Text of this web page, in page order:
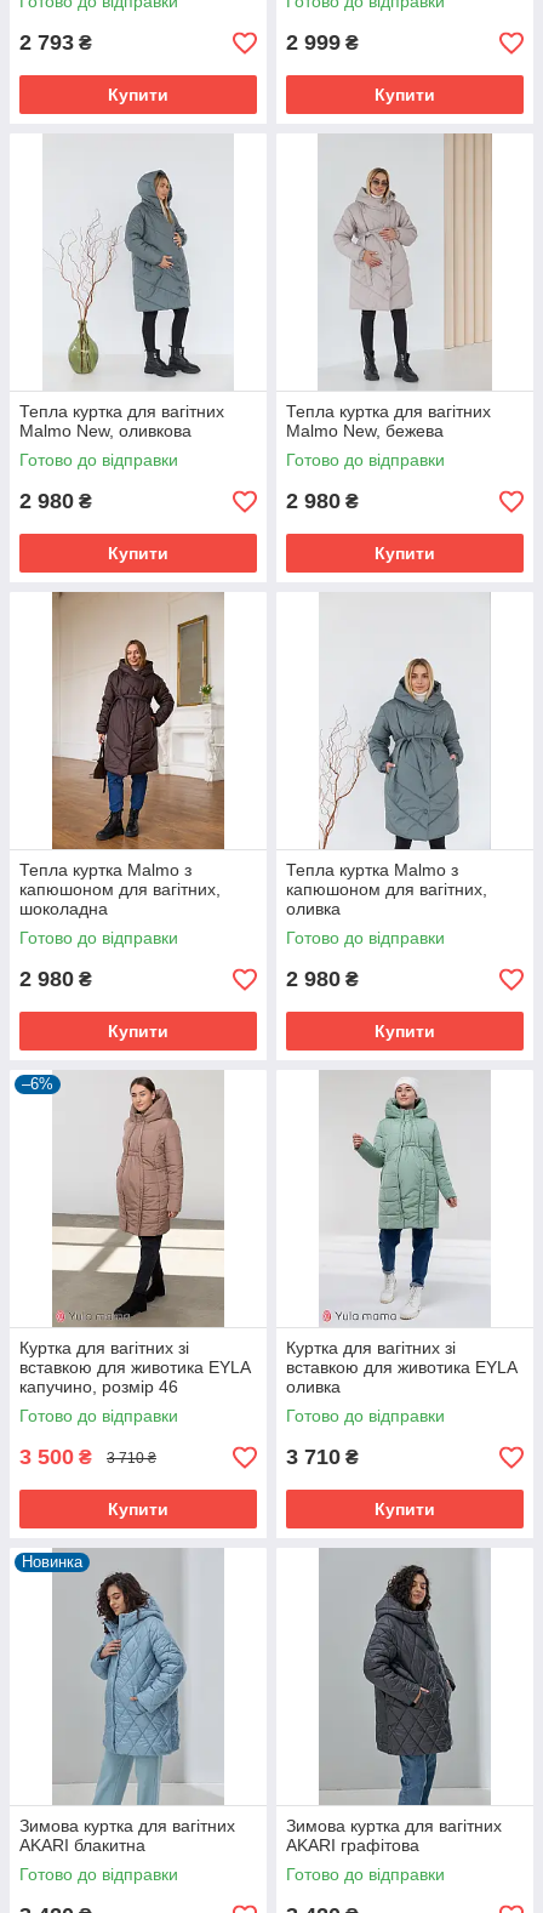
2 793 ₴
Купити
2 999 ₴
Купити
Тепла куртка для вагітних
Malmo New, оливкова
Готово до відправки
2 980 ₴
Купити
Тепла куртка для вагітних
Malmo New, бежева
Готово до відправки
2 980 ₴
Купити
Тепла куртка Malmo з
капюшоном для вагітних,
шоколадна
Готово до відправки
2 980 ₴
Купити
Тепла куртка Malmo з
капюшоном для вагітних,
оливка
Готово до відправки
2 980 ₴
Купити
–6%
Куртка для вагітних зі
вставкою для животика EYLA
капучино, розмір 46
Готово до відправки
3 500 ₴ 3 710 ₴
Купити
Куртка для вагітних зі
вставкою для животика EYLA
оливка
Готово до відправки
3 710 ₴
Купити
Новинка
Зимова куртка для вагітних
AKARI блакитна
Готово до відправки
Зимова куртка для вагітних
AKARI графітова
Готово до відправки